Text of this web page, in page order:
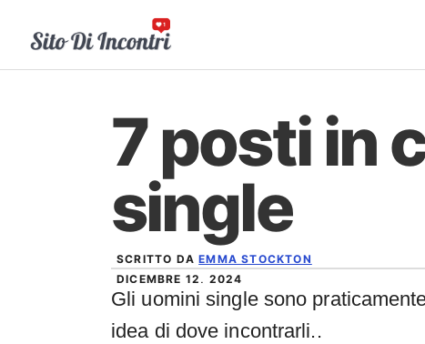
7 posti in
single
SCRITTO DAEMMA STOCKTON
DICEMBRE 12, 2024
Gli uomini single sono
idea di dove incontrarli..